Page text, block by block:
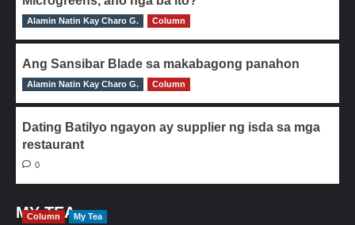
0
Alamin Natin Kay Charo G. Column
Ang Sansibar Blade sa makabagong panahon
0
Alamin Natin Kay Charo G. Column
Dating Batilyo ngayon ay supplier ng isda sa mga
restaurant
0
MY TEA
Column My Tea